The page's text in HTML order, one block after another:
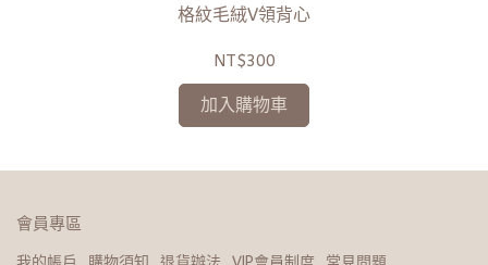
格紋毛絨V領背心
NT$300
加入購物車
會員專區